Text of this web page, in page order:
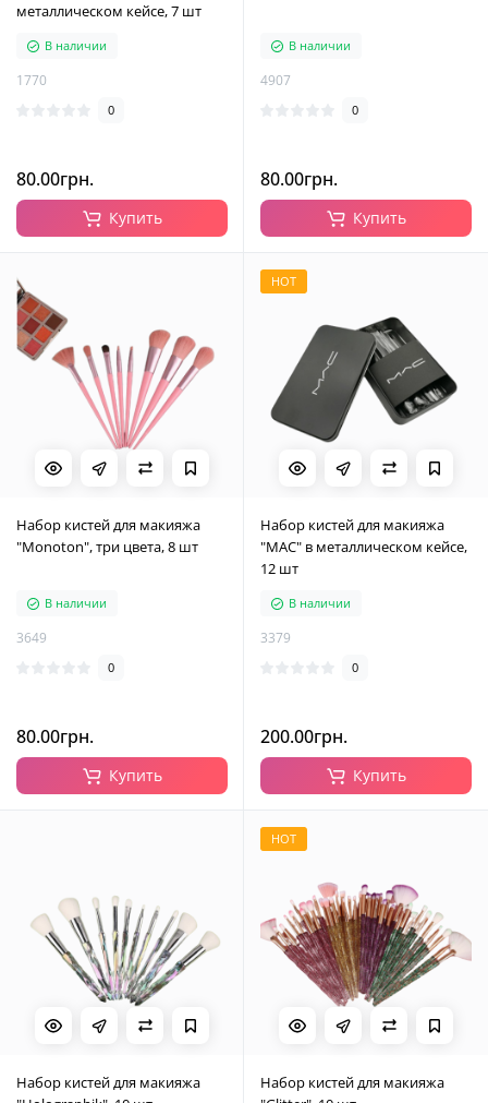
металлическом кейсе, 7 шт
В наличии
1770
0
80.00грн.
Купить
В наличии
4907
0
80.00грн.
Купить
Набор кистей для макияжа
"Monoton", три цвета, 8 шт
В наличии
3649
0
80.00грн.
Купить
HOT
Набор кистей для макияжа
"MAC" в металлическом кейсе,
12 шт
В наличии
3379
0
200.00грн.
Купить
Набор кистей для макияжа
HOT
Набор кистей для макияжа